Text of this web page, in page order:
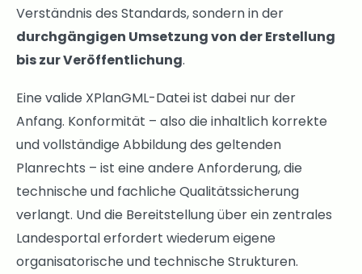
Verständnis des Standards, sondern in der
durchgängigen Umsetzung von der Erstellung
bis zur Veröffentlichung.
Eine valide XPlanGML-Datei ist dabei nur der
Anfang. Konformität – also die inhaltlich korrekte
und vollständige Abbildung des geltenden
Planrechts – ist eine andere Anforderung, die
technische und fachliche Qualitätssicherung
verlangt. Und die Bereitstellung über ein zentrales
Landesportal erfordert wiederum eigene
organisatorische und technische Strukturen.